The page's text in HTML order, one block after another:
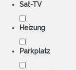
Sat-TV
Heizung
Parkplatz